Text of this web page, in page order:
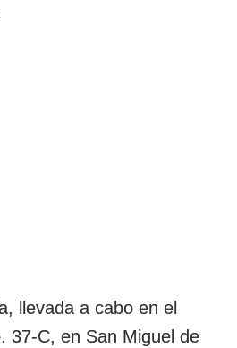
llevada a cabo en el
37-C, en San Miguel de